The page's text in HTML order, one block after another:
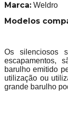
Marca:Weldro
Modelos
Os silenciosos
escapamentos,
barulho emitido
utilização ou
grande barulho